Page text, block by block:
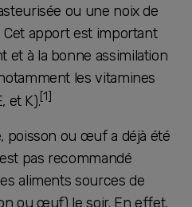
ou une noix de
apport est important
et à la bonne assimilation
les vitamines
et K).[1]
poisson ou œuf a déjà été
pas recommandé
aliments sources de
ou œuf) le soir. En effet,